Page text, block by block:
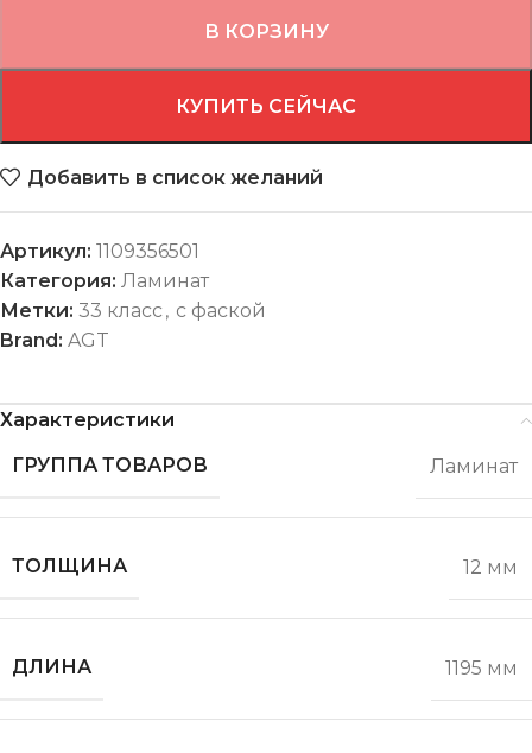
В КОРЗИНУ
КУПИТЬ СЕЙЧАС
Добавить в список желаний
Артикул: 1109356501
Категория: Ламинат
Метки: 33 класс, с фаской
Brand: AGT
Характеристики
ГРУППА ТОВАРОВ
Ламинат
ТОЛЩИНА 12 мм
ДЛИНА 1195 мм